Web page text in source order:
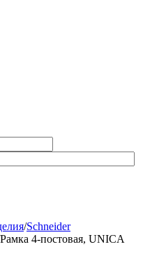
/Schneider
Рамка 4-постовая, UNICA